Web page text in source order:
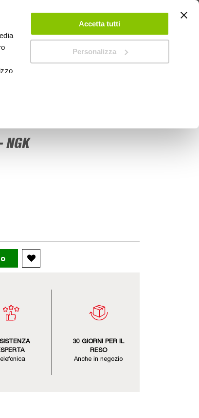
Accetta tutti
Personalizza
CONTATTACI NEGOZI IL MIO NEGOZIO
NGK
30 GIORNI PER IL
RESO
Anche in negozio